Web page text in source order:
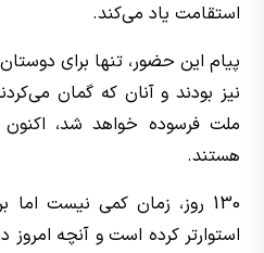
استقامت یاد می‌کند.
پیام این حضور، تنها برای
نیز بودند و آنان که گمان
ملت فرسوده خواهد شد، اکنون
هستند.
130 روز، زمان کمی نیست
استوارتر کرده است و آنچه